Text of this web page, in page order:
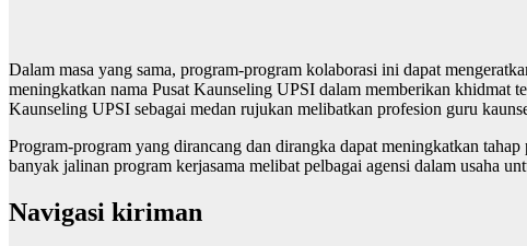
Dalam masa yang sama, program-program kolaborasi ini dapat
meningkatkan nama Pusat Kaunseling UPSI dalam memberikan khidmat
Kaunseling UPSI sebagai medan rujukan melibatkan profesion guru
Program-program yang dirancang dan dirangka dapat meningkatkan
banyak jalinan program kerjasama melibat pelbagai agensi dalam usaha
Navigasi kiriman